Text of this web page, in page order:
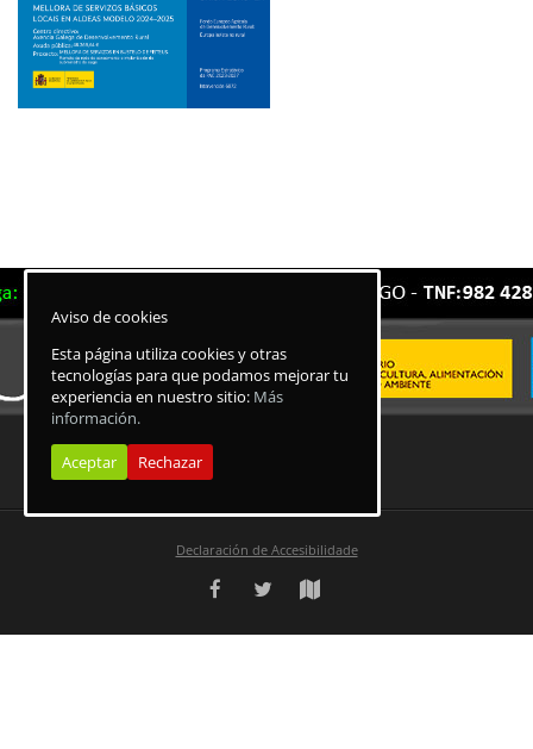
Declaración de Accesibilidade
Aviso de cookies
Esta página utiliza cookies y otras
tecnologías para que podamos mejorar tu
experiencia en nuestro sitio: Más
información.
Aceptar Rechazar